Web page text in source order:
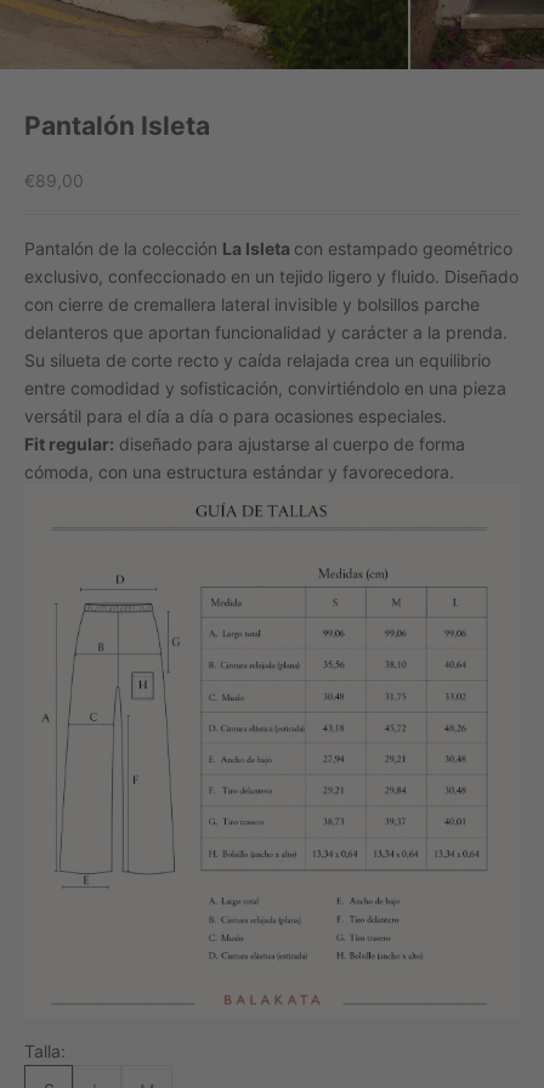
Pantalón Isleta
Precio de oferta
€89,00
Pantalón de la colección La Isleta con estampado geométrico
exclusivo, confeccionado en un tejido ligero y fluido. Diseñado
con cierre de cremallera lateral invisible y bolsillos parche
delanteros que aportan funcionalidad y carácter a la prenda.
Su silueta de corte recto y caída relajada crea un equilibrio
entre comodidad y sofisticación, convirtiéndolo en una pieza
versátil para el día a día o para ocasiones especiales.
Fit regular: diseñado para ajustarse al cuerpo de forma
cómoda, con una estructura estándar y favorecedora.
Talla: